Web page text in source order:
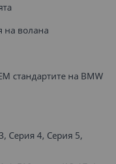
на волана
стандартите на BMW
Серия 4, Серия 5,